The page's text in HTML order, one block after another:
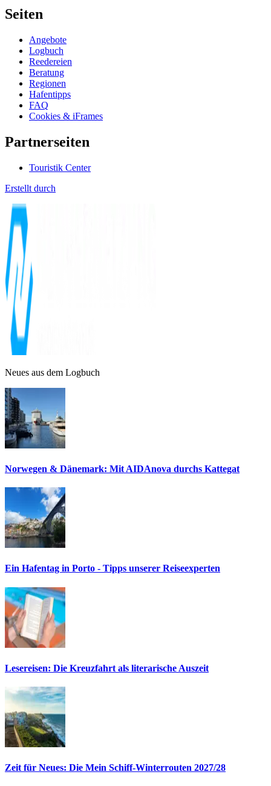
Seiten
Angebote
Logbuch
Reedereien
Beratung
Regionen
Hafentipps
FAQ
Cookies & iFrames
Partnerseiten
Touristik Center
Erstellt durch
Neues aus dem Logbuch
Norwegen & Dänemark: Mit AIDAnova durchs Kattegat
Ein Hafentag in Porto - Tipps unserer Reiseexperten
Lesereisen: Die Kreuzfahrt als literarische Auszeit
Zeit für Neues: Die Mein Schiff-Winterrouten 2027/28